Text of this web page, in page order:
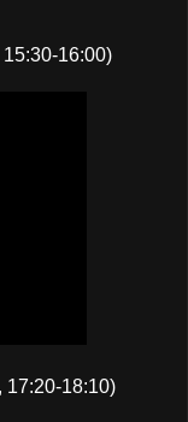
16:00)
17:20-18:10)